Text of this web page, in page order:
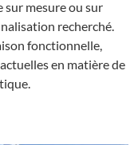
mesure ou sur
recherché.
fonctionnelle,
en matière de